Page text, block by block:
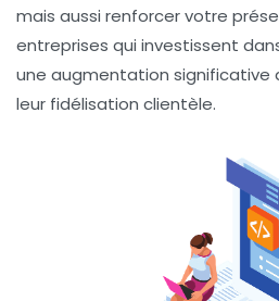
mais aussi renforcer votre
entreprises qui investissent
une augmentation significative
leur fidélisation clientèle.